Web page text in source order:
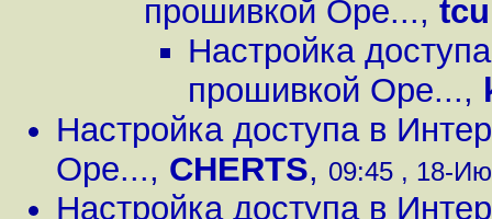
прошивкой Ope...,
Настройка
прошивкой Ope...,
Настройка доступа в
Ope..., CHERTS, 09:45 , 18-
Настройка доступа в